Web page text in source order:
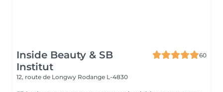
Inside Beauty & SB
Institut
60
12, route de Longwy Rodange L-4830